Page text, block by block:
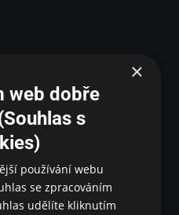
×
web dobře
s
používání webu
se zpracováním
udělíte kliknutím